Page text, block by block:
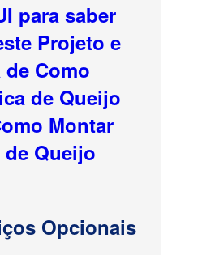
para saber
Projeto e
Como
de Queijo
Montar
Queijo
Opcionais